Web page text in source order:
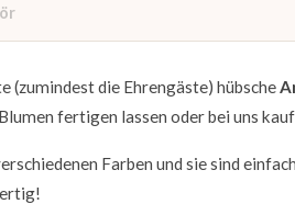
(zumindest die Ehrengäste) hübsche
fertigen lassen oder bei uns
Farben und sie sind